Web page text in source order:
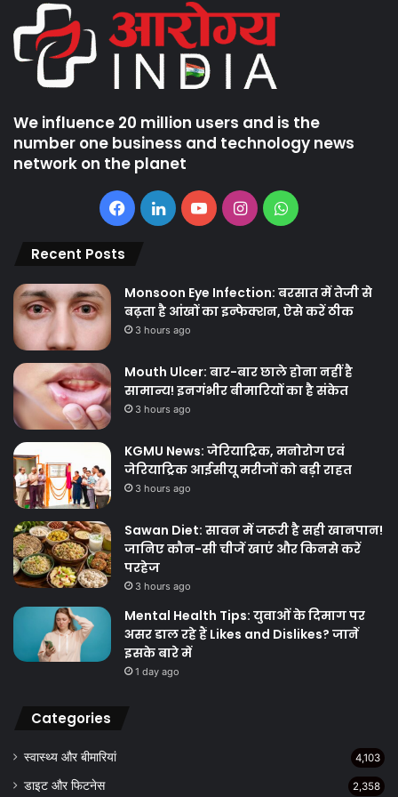
We influence 20 million users and is the
number one business and technology news
network on the planet
Facebook
LinkedInYouTubeInstagramWhatsApp
Recent Posts
Monsoon Eye Infection: बरसात में तेजी से
बढ़ता है आंखों का इन्फेक्शन, ऐसे करें ठीक
3 hours ago
Mouth Ulcer: बार-बार छाले होना नहीं है
सामान्य! इनगंभीर बीमारियों का है संकेत
3 hours ago
KGMU News: जेरियाट्रिक, मनोरोग एवं
जेरियाट्रिक आईसीयू मरीजों को बड़ी राहत
3 hours ago
Sawan Diet: सावन में जरूरी है सही खानपान!
जानिए कौन-सी चीजें खाएं और किनसे करें
परहेज
3 hours ago
Mental Health Tips: युवाओं के दिमाग पर
असर डाल रहे हैं Likes and Dislikes? जानें
इसके बारे में
1 day ago
Categories
स्वास्थ्य और बीमारियां 4,103
डाइट और फिटनेस 2,358